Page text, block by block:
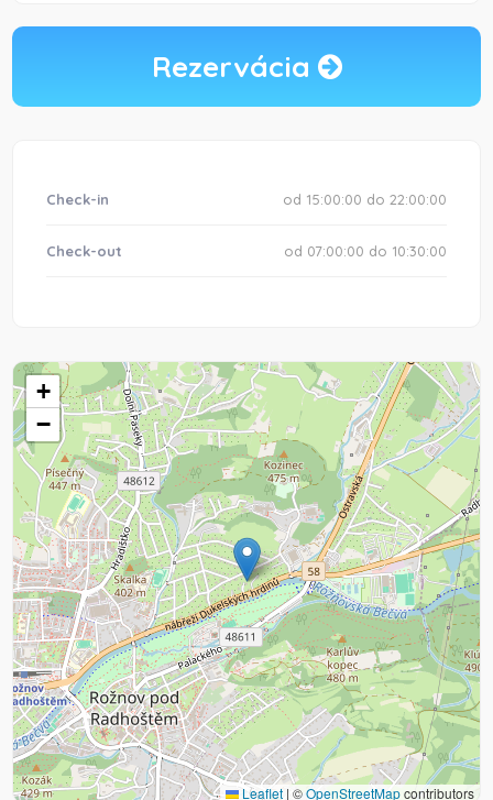
Rezervácia
Check-in od 15:00:00 do 22:00:00
Check-out od 07:00:00 do 10:30:00
+
−
Leaflet | ©OpenStreetMapcontributors